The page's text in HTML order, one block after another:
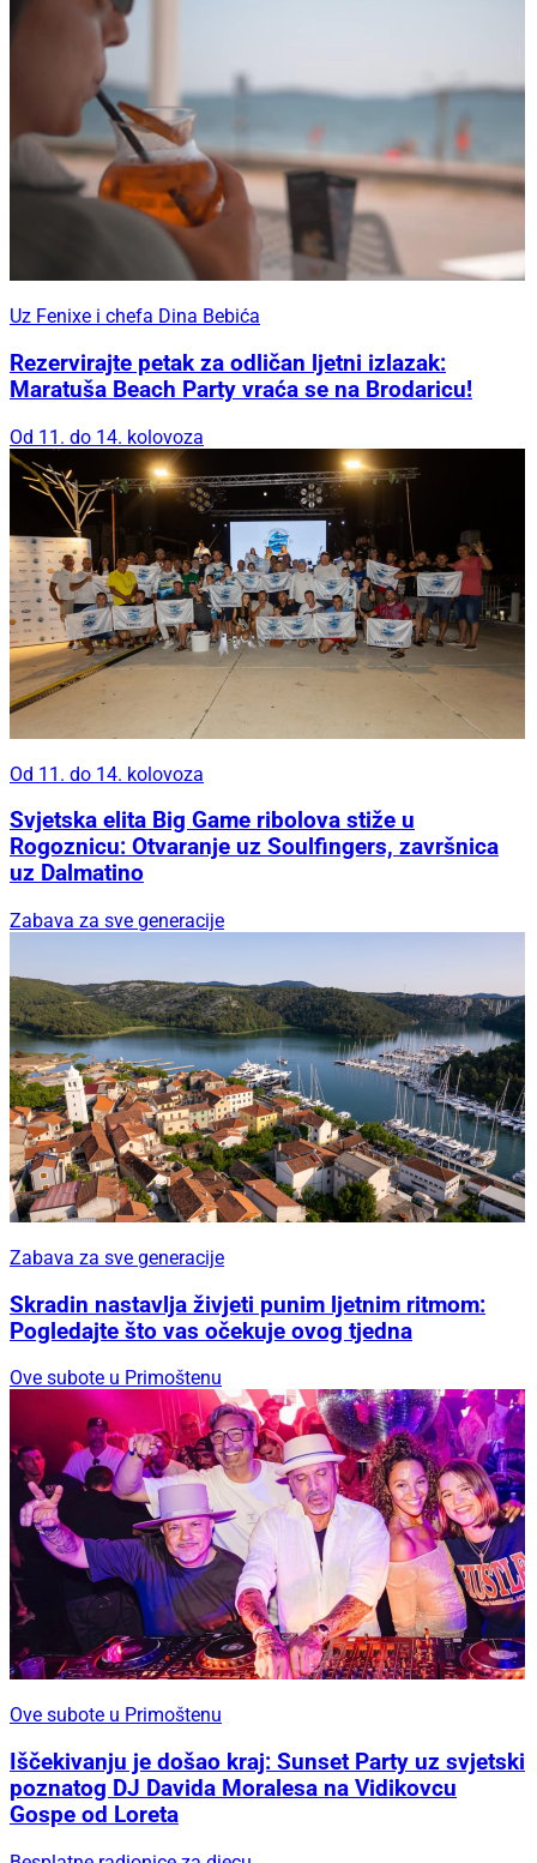
Uz Fenixe i chefa Dina Bebića
Rezervirajte petak za odličan ljetni izlazak:
Maratuša Beach Party vraća se na Brodaricu!
Od 11. do 14. kolovoza
Od 11. do 14. kolovoza
Svjetska elita Big Game ribolova stiže u
Rogoznicu: Otvaranje uz Soulfingers, završnica
uz Dalmatino
Zabava za sve generacije
Zabava za sve generacije
Skradin nastavlja živjeti punim ljetnim ritmom:
Pogledajte što vas očekuje ovog tjedna
Ove subote u Primoštenu
Ove subote u Primoštenu
Iščekivanju je došao kraj: Sunset Party uz svjetski
poznatog DJ Davida Moralesa na Vidikovcu
Gospe od Loreta